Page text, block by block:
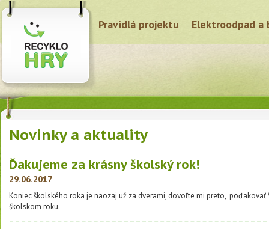
Pravidlá projektu Elektroodpad a
Novinky a aktuality
Ďakujeme za krásny školský rok!
29.06.2017
Koniec školského roka je naozaj už za dverami, dovoľte mi preto, poďakovať
školskom roku.